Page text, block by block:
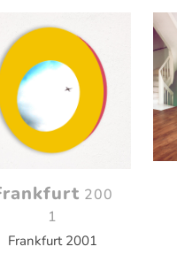
200
1
Frankfurt 2001